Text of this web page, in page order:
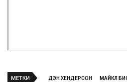
МЕТКИ ДЭН ХЕНДЕРСОН МАЙКЛ